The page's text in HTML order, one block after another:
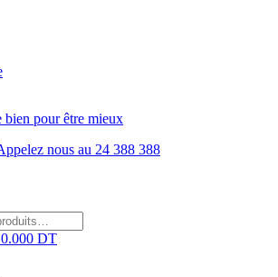
bien pour être mieux
nous au 24 388 388
0.000 DT